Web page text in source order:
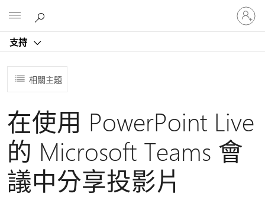
支持
登
入
您
相關主題
在使用 PowerPoint Live
的 Microsoft Teams 會
議中分享投影片